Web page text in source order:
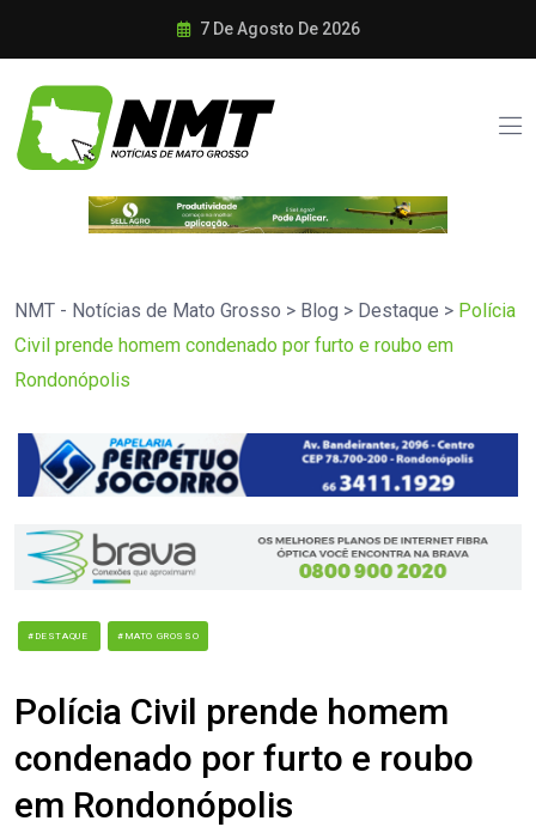
7 De Agosto De 2026
NMT - Notícias de Mato Grosso > Blog > Destaque > Polícia
Civil prende homem condenado por furto e roubo em
Rondonópolis
#DESTAQUE #MATO GROSSO
Polícia Civil prende homem
condenado por furto e roubo
em Rondonópolis